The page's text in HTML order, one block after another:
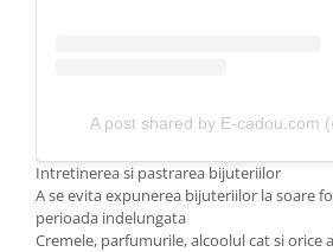
A post shared by E-cadou.com
Intretinerea si pastrarea bijuteriilor
A se evita expunerea bijuteriilor la soare
perioada indelungata
Cremele, parfumurile, alcoolul cat si orice